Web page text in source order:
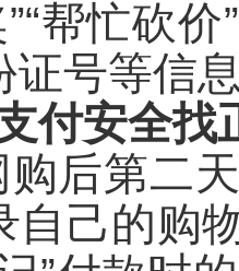
”“帮忙砍
证号等信
付安全找
购后第二
自己的购